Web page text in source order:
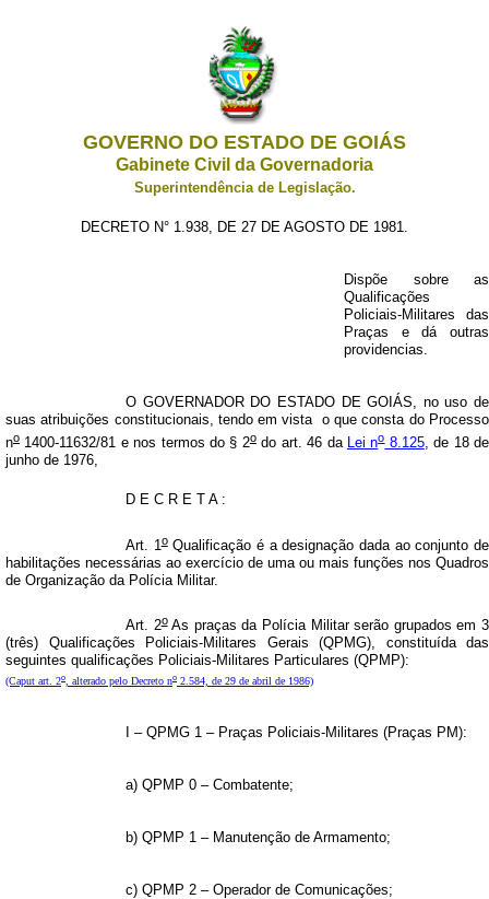
GOVERNO DO ESTADO DE GOIÁS
Gabinete Civil da Governadoria
Superintendência de Legislação.
DECRETO N° 1.938, DE 27 DE AGOSTO DE 1981.
Dispõe sobre as
Qualificações
Policiais-Militares das
Praças e dá outras
providencias.
O GOVERNADOR DO ESTADO DE GOIÁS, no uso de
suas atribuições constitucionais, tendo em vista o que consta do Processo
no 1400-11632/81 e nos termos do § 2odo art. 46 da Lei no8.125, de 18 de
junho de 1976,
D E C R E T A :
Art. 1oQualificação é a designação dada ao conjunto de
habilitações necessárias ao exercício de uma ou mais funções nos Quadros
de Organização da Polícia Militar.
Art. 2oAs praças da Polícia Militar serão grupados em 3
(três) Qualificações Policiais-Militares Gerais (QPMG), constituída das
seguintes qualificações Policiais-Militares Particulares (QPMP):
(Caput art. 2o, alterado pelo Decreto no 2.584, de 29 de abril de 1986)
I – QPMG 1 – Praças Policiais-Militares (Praças PM):
a) QPMP 0 – Combatente;
b) QPMP 1 – Manutenção de Armamento;
c) QPMP 2 – Operador de Comunicações;